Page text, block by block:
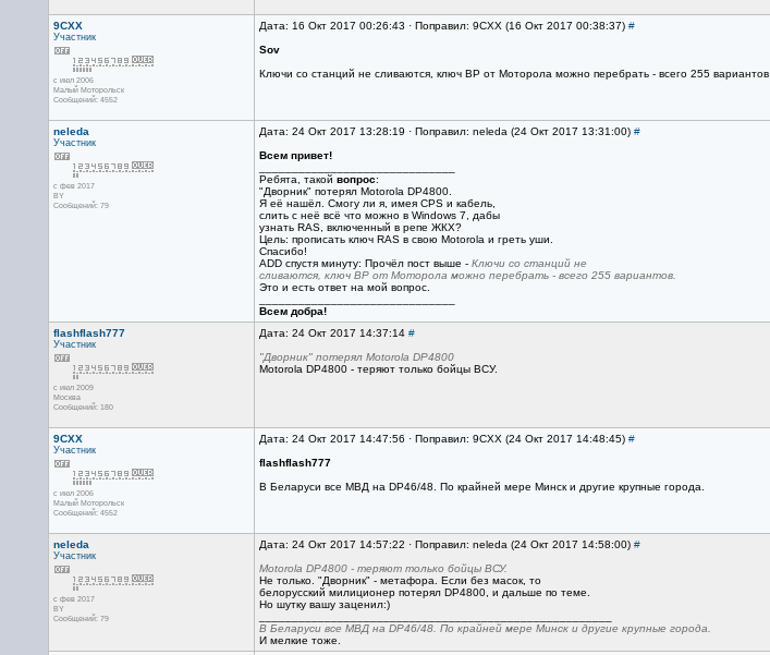
9CXX
Участник
с июл 2006
Малый Моторольск
Сообщений: 4552
Дата: 16 Окт 2017 00:26:43 · Поправил: 9CXX (16 Окт 2017 00:38:37) #
Sov
Ключи со станций не сливаются, ключ BP от Моторола можно перебрать - всего 255 вариантов.
neleda
Участник
с фев 2017
BY
Сообщений: 79
Дата: 24 Окт 2017 13:28:19 · Поправил: neleda (24 Окт 2017 13:31:00) #
Всем привет!
Ребята, такой вопрос:
"Дворник" потерял Motorola DP4800.
Я её нашёл. Смогу ли я, имея CPS и кабель,
слить с неё всё что можно в Windows 7, дабы
узнать RAS, включенный в репе ЖКХ?
Цель: прописать ключ RAS в свою Motorola и греть уши.
Спасибо!
ADD спустя минуту: Прочёл пост выше - Ключи со станций не
сливаются, ключ BP от Моторола можно перебрать - всего 255 вариантов.
Это и есть ответ на мой вопрос.
Всем добра!
flashflash777
Участник
с июл 2009
Москва
Сообщений: 180
Дата: 24 Окт 2017 14:37:14 #
"Дворник" потерял Motorola DP4800
Motorola DP4800 - теряют только бойцы ВСУ.
9CXX
Участник
с июл 2006
Малый Моторольск
Сообщений: 4552
Дата: 24 Окт 2017 14:47:56 · Поправил: 9CXX (24 Окт 2017 14:48:45) #
flashflash777
В Беларуси все МВД на DP46/48. По крайней мере Минск и другие крупные города.
neleda
Участник
с фев 2017
BY
Сообщений: 79
Дата: 24 Окт 2017 14:57:22 · Поправил: neleda (24 Окт 2017 14:58:00) #
Motorola DP4800 - теряют только бойцы ВСУ.
Не только. "Дворник" - метафора. Если без масок, то
белорусский милиционер потерял DP4800, и дальше по теме.
Но шутку вашу заценил:)
В Беларуси все МВД на DP46/48. По крайней мере Минск и другие крупные города.
И мелкие тоже.